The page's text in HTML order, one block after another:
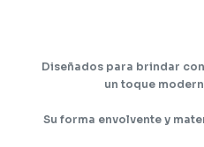
Diseñados para brindar
un toque
Su forma envolvente y